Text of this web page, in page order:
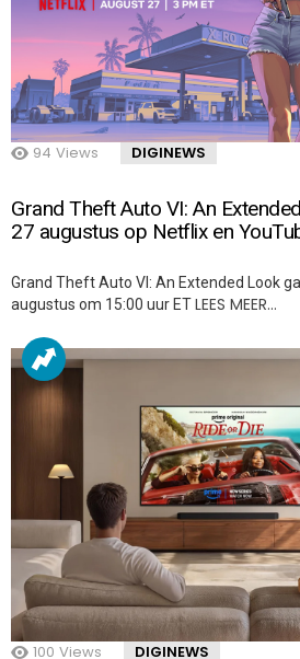
94 Views DIGINEWS
Grand Theft Auto VI: An
27 augustus op Netflix en
Grand Theft Auto VI: An Extended Look
augustus om 15:00 uur ETLEES MEER…
100 Views DIGINEWS